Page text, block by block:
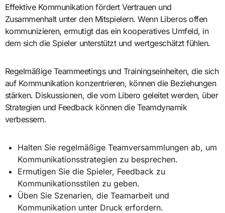
Effektive Kommunikation fördert Vertrauen und
Zusammenhalt unter den Mitspielern. Wenn Liberos offen
kommunizieren, ermutigt das ein kooperatives Umfeld, in
dem sich die Spieler unterstützt und wertgeschätzt fühlen.
Regelmäßige Teammeetings und Trainingseinheiten, die sich
auf Kommunikation konzentrieren, können die Beziehungen
stärken. Diskussionen, die vom Libero geleitet werden, über
Strategien und Feedback können die Teamdynamik
verbessern.
Halten Sie regelmäßige Teamversammlungen ab, um
Kommunikationsstrategien zu besprechen.
Ermutigen Sie die Spieler, Feedback zu
Kommunikationsstilen zu geben.
Üben Sie Szenarien, die Teamarbeit und
Kommunikation unter Druck erfordern.